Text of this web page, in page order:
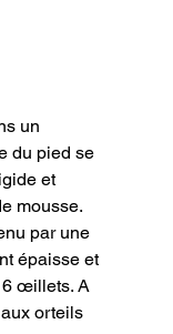
un
du pied se
et
mousse.
par une
épaisse et
6 œillets. A
orteils